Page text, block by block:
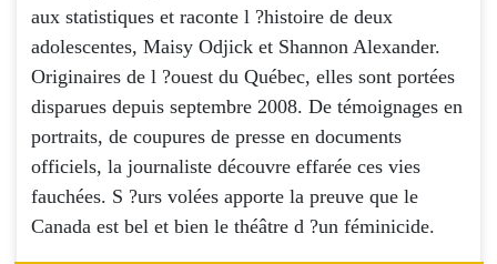
aux statistiques et raconte l ?histoire de deux
adolescentes, Maisy Odjick et Shannon Alexander.
Originaires de l ?ouest du Québec, elles sont portées
disparues depuis septembre 2008. De témoignages en
portraits, de coupures de presse en documents
officiels, la journaliste découvre effarée ces vies
fauchées. S ?urs volées apporte la preuve que le
Canada est bel et bien le théâtre d ?un féminicide.